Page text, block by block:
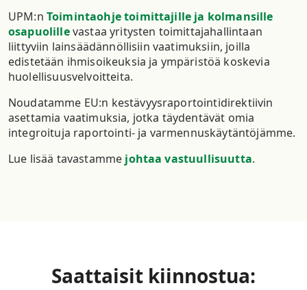
UPM:n Toimintaohje toimittajille ja kolmansille
osapuolillevastaa yritysten toimittajahallintaan
liittyviin lainsäädännöllisiin vaatimuksiin, joilla
edistetään ihmisoikeuksia ja ympäristöä koskevia
huolellisuusvelvoitteita.
Noudatamme EU:n kestävyysraportointidirektiivin
asettamia vaatimuksia, jotka täydentävät omia
integroituja raportointi- ja varmennuskäytäntöjämme.
Lue lisää tavastamme johtaa vastuullisuutta.
Saattaisit kiinnostua: